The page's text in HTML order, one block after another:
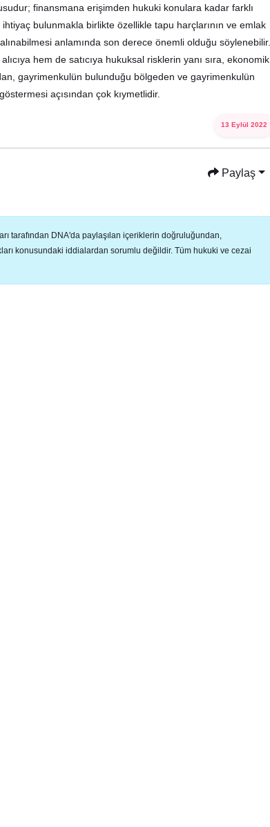
finansmana erişimden hukuki konulara kadar farklı
bulunmakla birlikte özellikle tapu harçlarının ve emlak
anlamında son derece önemli olduğu söylenebilir.
hem de satıcıya hukuksal risklerin yanı sıra, ekonomik
gayrimenkulün bulunduğu bölgeden ve gayrimenkulün
açısından çok kıymetlidir.
13 Eylül 2022
Paylaş
tarafından DNA'da paylaşılan içeriklerin doğruluğundan,
konusundaki iddialardan sorumlu değildir. Tüm hukuki ve cezai